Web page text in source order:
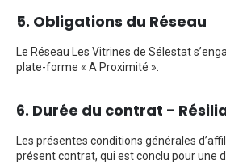
5. Obligations du Réseau
Le Réseau Les Vitrines de Sélestat
plate-forme « A Proximité ».
6. Durée du contrat -
Les présentes conditions générales
présent contrat, qui est conclu pour une